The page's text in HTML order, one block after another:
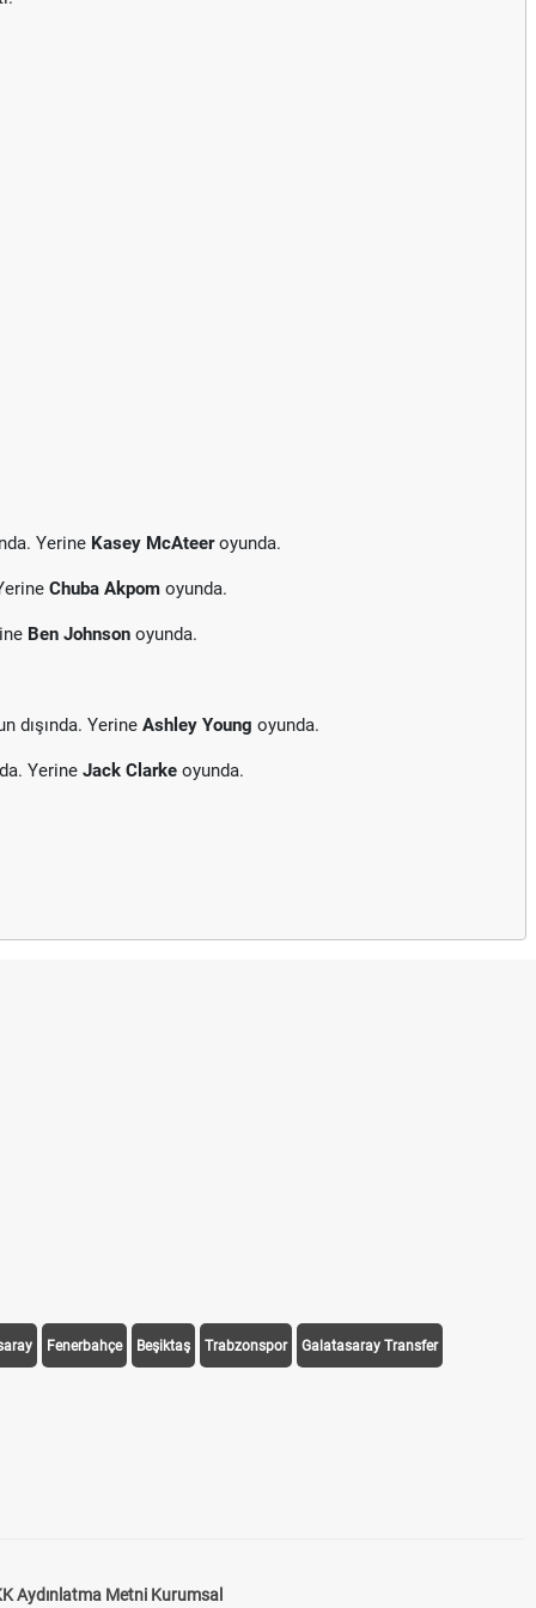
Yerine Kasey McAteeroyunda.
Chuba Akpom oyunda.
Ben Johnson oyunda.
dışında. Yerine Ashley Young oyunda.
Yerine Jack Clarke oyunda.
Fenerbahçe Beşiktaş Trabzonspor Galatasaray Transfer
Aydınlatma Metni Kurumsal